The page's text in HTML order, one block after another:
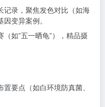
记录，聚焦发色对比（如海
变异案例‌。
如”五一晒龟”），精品摄
要点（如白环境防真菌、